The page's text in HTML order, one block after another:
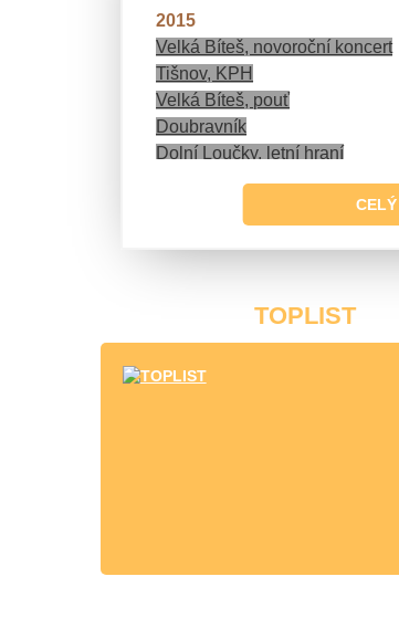
2015
Velká Bíteš, novoroční koncert
Tišnov, KPH
Velká Bíteš, pouť
Doubravník
Dolní Loučky, letní hraní
Kanice, vánoční koncert
TOPLIST